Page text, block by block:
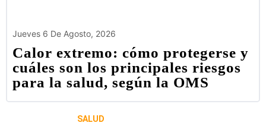
Jueves 6 De Agosto, 2026
Calor extremo: cómo protegerse y
cuáles son los principales riesgos
para la salud, según la OMS
SALUD